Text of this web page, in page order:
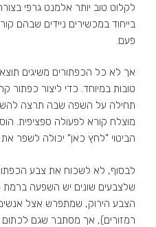
לקלוט טוב יותר אלמנט גרפי
בייחוד במכשירים ניידים שבהם
פעם.
אך לא כל הכפתורים משיגים
טובות במיוחד. כדי ליצור כפתור
תחילה על השפה שבה תרצה
מוצלח קורא לפעולה ספציפית.
הביטוי "לחץ כאן" יכולה לשפר
לבסוף, לא לשכוח את צבע
שלצבעים שונים יש השפעה ברמת
הצבע הירוק, שמתפרש אצל
רמזורים), אך מסתבר שגם לכתום